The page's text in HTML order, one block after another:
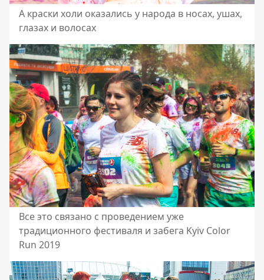
А краски холи оказались у народа в носах, ушах,
глазах и волосах
Все это связано с проведением уже
традиционного фестиваля и забега Kyiv Color
Run 2019